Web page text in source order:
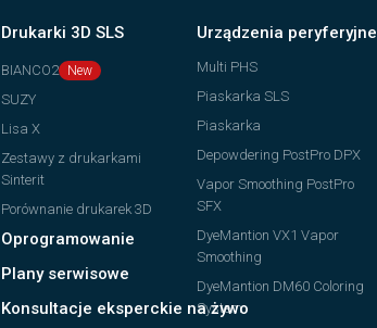
Drukarki 3D SLS
BIANCO2
SUZY
Lisa X
Zestawy z drukarkami
Sinterit
Porównanie drukarek 3D
Oprogramowanie
Plany serwisowe
Konsultacje eksperckie na żywo
Urządzenia peryferyjne
Multi PHS
Piaskarka SLS
Piaskarka
Depowdering PostPro DPX
Vapor Smoothing PostPro
SFX
DyeMantion VX1 Vapor
Smoothing
DyeMantion DM60 Coloring
System